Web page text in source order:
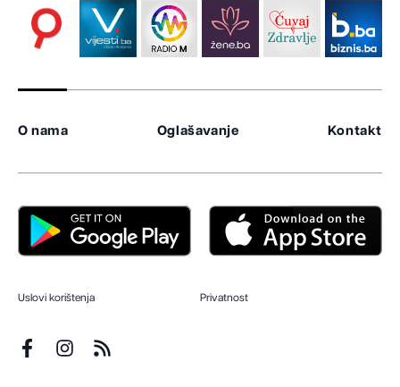
O nama Oglašavanje Kontakt
Uslovi korištenja Privatnost